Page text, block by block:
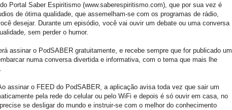
Portal Saber Espiritismo (www.saberespiritismo.com), que por sua vez é
de ótima qualidade, que assemelham-se com os programas de rádio,
desejar. Durante um episódio, você vai ouvir um debate ou uma conversa
sem perder o humor.
assinar o PodSABER gratuitamente, e recebe sempre que for publicado um
numa conversa divertida e informativa, com o tema que mais lhe
assinar o FEED do PodSABER, a aplicação avisa toda vez que sair um
pela rede do celular ou pelo WiFi e depois é só ouvir em casa, no
se desligar do mundo e instruir-se com o melhor do conhecimento